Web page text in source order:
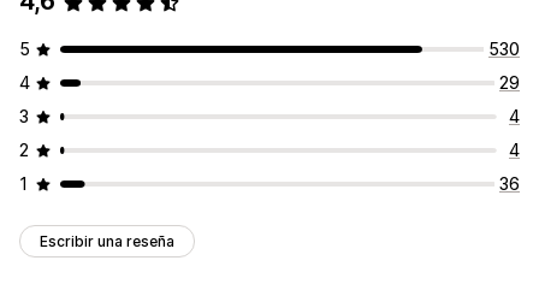
5
530
4
29
3
4
2
4
1
36
Escribir una reseña